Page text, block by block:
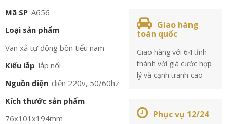
Mã SP A656
Loại sản phẩm
Van xả tự động bồn tiểu nam
Kiểu lắp lắp nổi
Nguồn điện điện 220v, 50/60hz
Kích thước sản phẩm
76x101x194mm
Giao hàng
toàn quốc
Giao hàng với 64 tỉnh
thành với giá cước hợp
lý và cạnh tranh cao
Phục vụ 12/24